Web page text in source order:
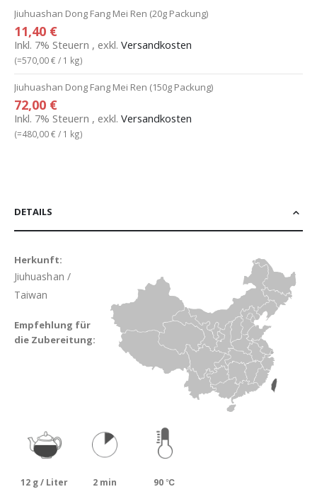
Gruppiert
Produkte
Artikel
Jiuhuashan Dong Fang Mei Ren (20g Packung)
11,40 €
Inkl. 7% Steuern , exkl. Versandkosten
(=570,00 € / 1 kg)
Jiuhuashan Dong Fang Mei Ren (150g Packung)
72,00 €
Inkl. 7% Steuern , exkl. Versandkosten
(=480,00 € / 1 kg)
DETAILS
Herkunft:
Jiuhuashan /
Taiwan
Empfehlung für
die Zubereitung:
12 g / Liter 2 min 90 ℃